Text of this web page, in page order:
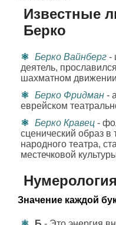
Известные
Берко
Берко Вайнберг -
деятель,
шахматном
Берко Фридман -
еврейском
Берко Кравец -
сценический образ в
народного театра,
местечковой
Значение каждой